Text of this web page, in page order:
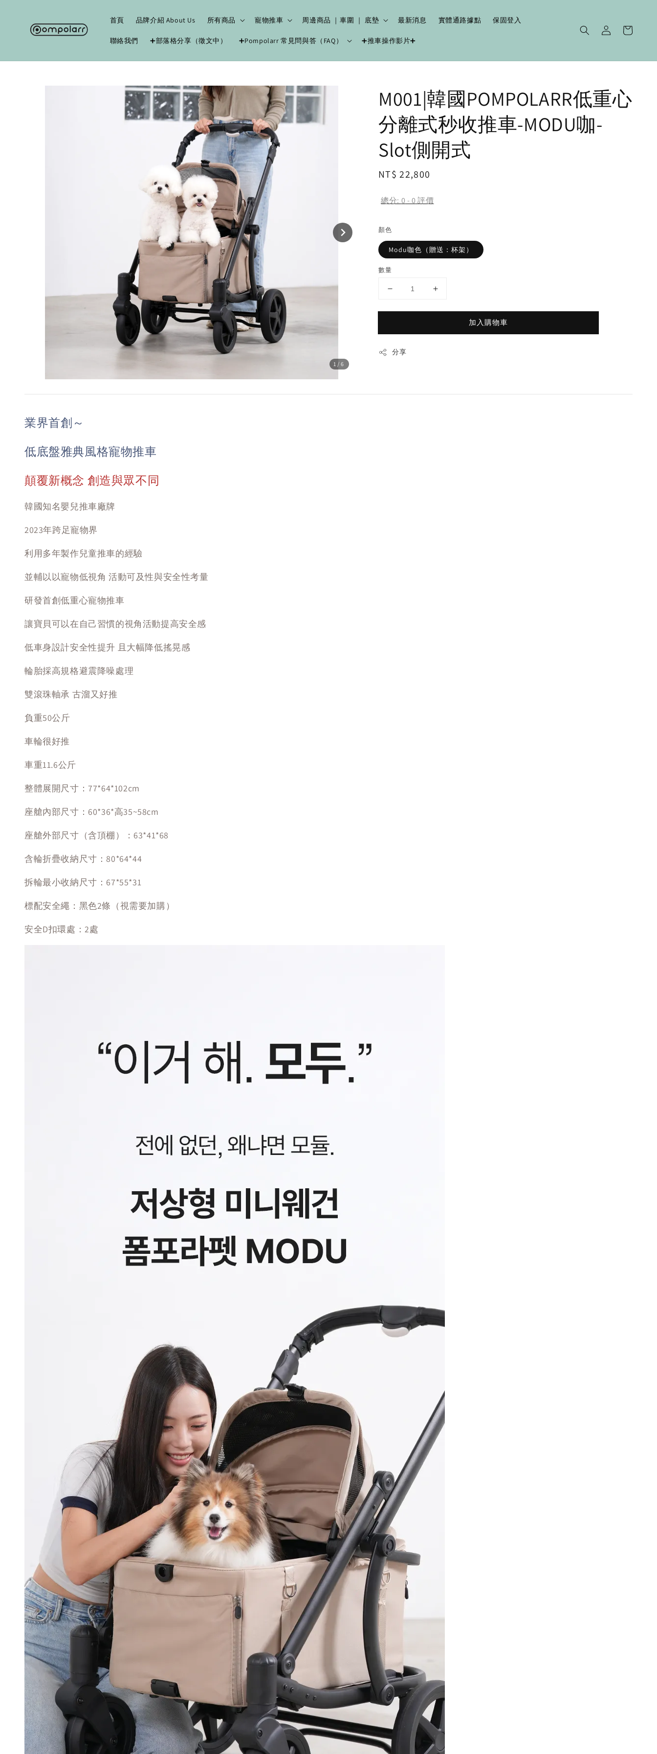
首頁 品牌介紹 About Us 所有商品 寵物推車 周邊商品 ｜車圍 ｜ 底墊 最新消息 實體通路據點 保固登入
聯絡我們 ➕部落格分享（徵文中） ➕Pompolarr 常見問與答（FAQ） ➕推車操作影片➕
1 /6
M001|韓國POMPOLARR低重心
分離式秒收推車-MODU咖-
Slot側開式
Regular
NT$ 22,800
總分: 0 -0 評價
顏色
Modu咖色（贈送：杯架）
數量
加入購物車
分享
業界首創～
低底盤雅典風格寵物推車
顛覆新概念 創造與眾不同
韓國知名嬰兒推車廠牌
2023年跨足寵物界
利用多年製作兒童推車的經驗
並輔以以寵物低視角 活動可及性與安全性考量
研發首創低重心寵物推車
讓寶貝可以在自己習慣的視角活動提高安全感
低車身設計安全性提升 且大幅降低搖晃感
輪胎採高規格避震降噪處理
雙滾珠軸承 古溜又好推
負重50公斤
車輪很好推
車重11.6公斤
整體展開尺寸：77*64*102cm
座艙內部尺寸：60*36*高35~58cm
座艙外部尺寸（含頂棚）：63*41*68
含輪折疊收納尺寸：80*64*44
拆輪最小收納尺寸：67*55*31
標配安全繩：黑色2條（視需要加購）
安全D扣環處：2處